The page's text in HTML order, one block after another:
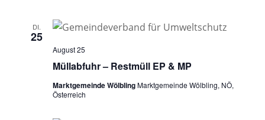
DI.
25
Müllabfuhr – Restmüll EP & MP
August 25
Marktgemeinde WölblingMarktgemeinde Wölbling, NÖ,
Österreich